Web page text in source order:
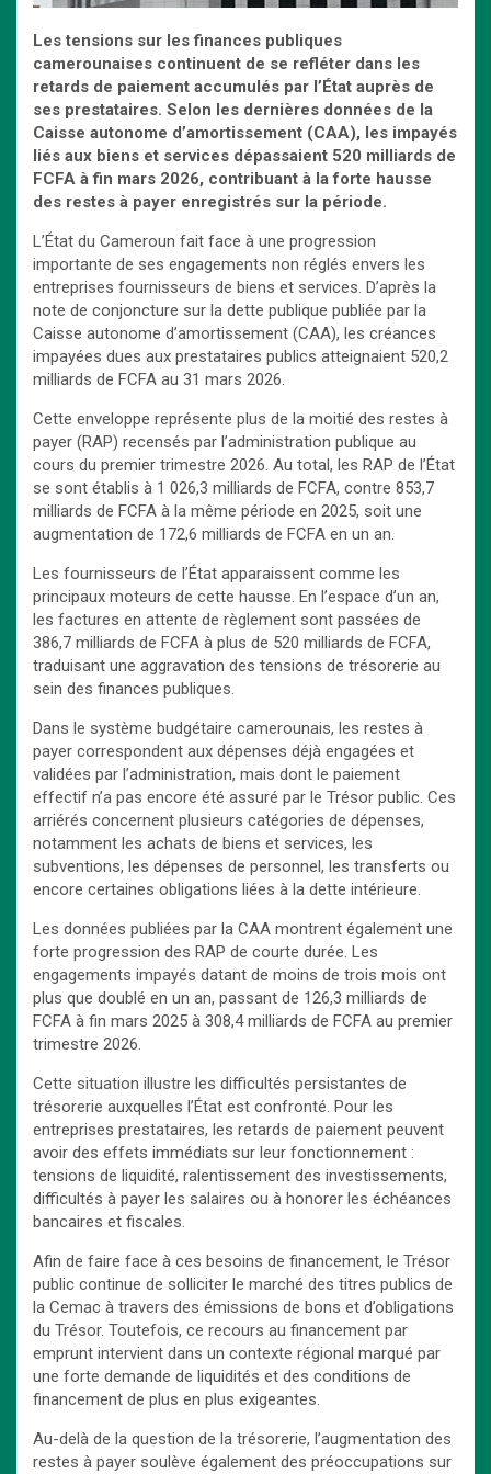
Les tensions sur les finances publiques
camerounaises continuent de se refléter dans les
retards de paiement accumulés par l’État auprès de
ses prestataires. Selon les dernières données de la
Caisse autonome d’amortissement (CAA), les impayés
liés aux biens et services dépassaient 520 milliards de
FCFA à fin mars 2026, contribuant à la forte hausse
des restes à payer enregistrés sur la période.
L’État du Cameroun fait face à une progression
importante de ses engagements non réglés envers les
entreprises fournisseurs de biens et services. D’après la
note de conjoncture sur la dette publique publiée par la
Caisse autonome d’amortissement (CAA), les créances
impayées dues aux prestataires publics atteignaient 520,2
milliards de FCFA au 31 mars 2026.
Cette enveloppe représente plus de la moitié des restes à
payer (RAP) recensés par l’administration publique au
cours du premier trimestre 2026. Au total, les RAP de l’État
se sont établis à 1 026,3 milliards de FCFA, contre 853,7
milliards de FCFA à la même période en 2025, soit une
augmentation de 172,6 milliards de FCFA en un an.
Les fournisseurs de l’État apparaissent comme les
principaux moteurs de cette hausse. En l’espace d’un an,
les factures en attente de règlement sont passées de
386,7 milliards de FCFA à plus de 520 milliards de FCFA,
traduisant une aggravation des tensions de trésorerie au
sein des finances publiques.
Dans le système budgétaire camerounais, les restes à
payer correspondent aux dépenses déjà engagées et
validées par l’administration, mais dont le paiement
effectif n’a pas encore été assuré par le Trésor public. Ces
arriérés concernent plusieurs catégories de dépenses,
notamment les achats de biens et services, les
subventions, les dépenses de personnel, les transferts ou
encore certaines obligations liées à la dette intérieure.
Les données publiées par la CAA montrent également une
forte progression des RAP de courte durée. Les
engagements impayés datant de moins de trois mois ont
plus que doublé en un an, passant de 126,3 milliards de
FCFA à fin mars 2025 à 308,4 milliards de FCFA au premier
trimestre 2026.
Cette situation illustre les difficultés persistantes de
trésorerie auxquelles l’État est confronté. Pour les
entreprises prestataires, les retards de paiement peuvent
avoir des effets immédiats sur leur fonctionnement :
tensions de liquidité, ralentissement des investissements,
difficultés à payer les salaires ou à honorer les échéances
bancaires et fiscales.
Afin de faire face à ces besoins de financement, le Trésor
public continue de solliciter le marché des titres publics de
la Cemac à travers des émissions de bons et d’obligations
du Trésor. Toutefois, ce recours au financement par
emprunt intervient dans un contexte régional marqué par
une forte demande de liquidités et des conditions de
financement de plus en plus exigeantes.
Au-delà de la question de la trésorerie, l’augmentation des
restes à payer soulève également des préoccupations sur